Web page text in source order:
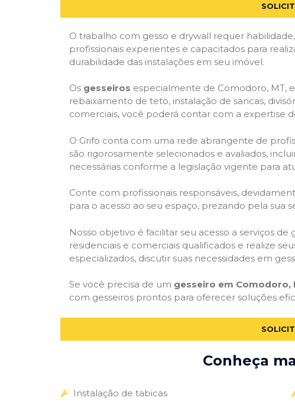
O trabalho com gesso e drywall requer
profissionais experientes e capacitados para
durabilidade das instalações em seu imóvel.
Os gesseiros especialmente de Comodoro, MT,
rebaixamento de teto, instalação de sancas,
comerciais, você poderá contar com a expertise
O Grifo conta com uma rede abrangente de
são rigorosamente selecionados e avaliados,
necessárias conforme a legislação vigente para
Conte com profissionais responsáveis,
para o acesso ao seu espaço, prezando pela sua
Nosso objetivo é facilitar seu acesso a serviços
residenciais e comerciais qualificados e realize
especializados, discutir suas necessidades em
Se você precisa de um gesseiro em Comodoro,
com gesseiros prontos para oferecer soluções
Conheça
Instalação de tabicas